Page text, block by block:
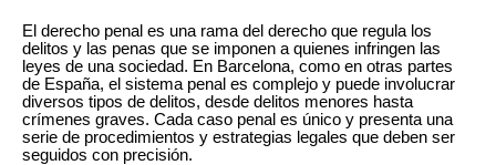
El derecho penal es una rama del derecho que regula los
delitos y las penas que se imponen a quienes infringen las
leyes de una sociedad. En Barcelona, como en otras partes
de España, el sistema penal es complejo y puede involucrar
diversos tipos de delitos, desde delitos menores hasta
crímenes graves. Cada caso penal es único y presenta una
serie de procedimientos y estrategias legales que deben ser
seguidos con precisión.